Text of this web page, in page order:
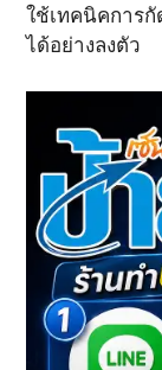
ใช้เทคนิคการ
ได้อย่างลงตัว